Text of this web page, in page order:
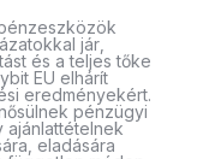
jár,
és a teljes tőke
EU elhárít
eredményekért.
pénzügyi
ajánlattételnek
eladására